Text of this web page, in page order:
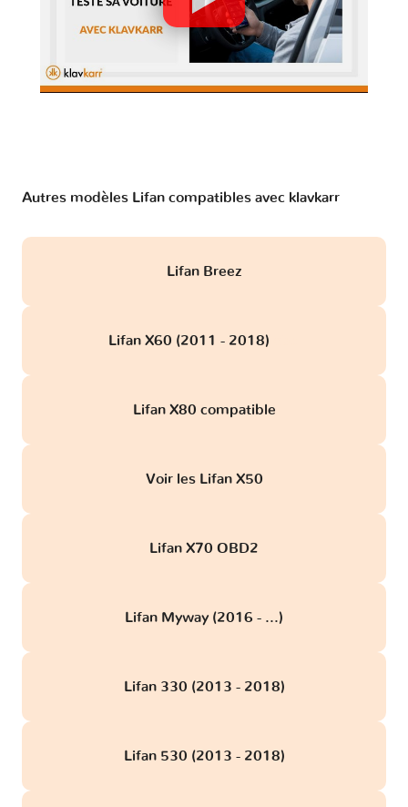
Autres modèles Lifan compatibles avec klavkarr
Lifan Breez
Lifan X60 (2011 - 2018)
Lifan X80 compatible
Voir les Lifan X50
Lifan X70 OBD2
Lifan Myway (2016 - ...)
Lifan 330 (2013 - 2018)
Lifan 530 (2013 - 2018)